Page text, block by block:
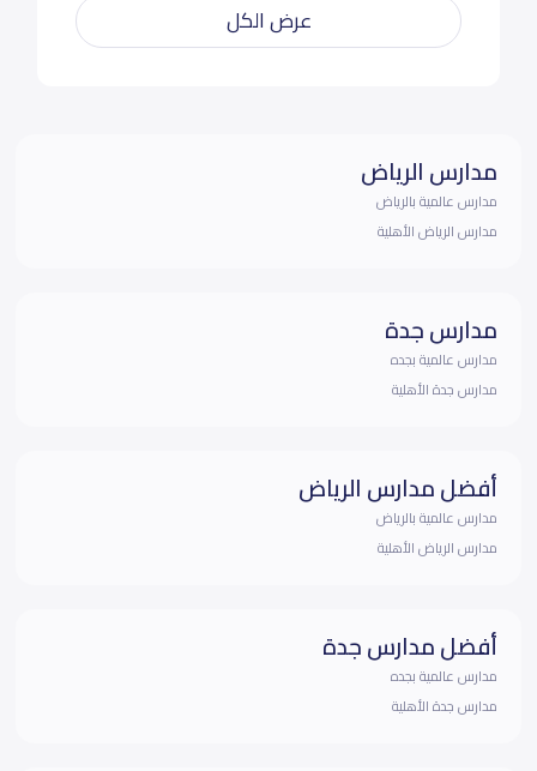
عرض الكل
مدارس الرياض
مدارس عالمية بالرياض
مدارس الرياض الأهلية
مدارس جدة
مدارس عالمية بجده
مدارس جدة الأهلية
أفضل مدارس الرياض
مدارس عالمية بالرياض
مدارس الرياض الأهلية
أفضل مدارس جدة
مدارس عالمية بجده
مدارس جدة الأهلية